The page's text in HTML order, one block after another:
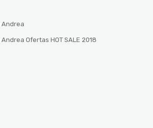
Andrea
Ofertas HOT SALE 2018